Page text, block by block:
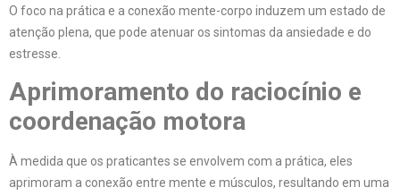
O foco na prática e a conexão mente-corpo induzem um estado de
atenção plena, que pode atenuar os sintomas da ansiedade e do
estresse.
Aprimoramento do raciocínio e
coordenação motora
À medida que os praticantes se envolvem com a prática, eles
aprimoram a conexão entre mente e músculos, resultando em uma